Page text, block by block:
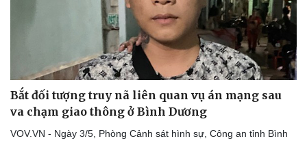
Bắt đối tượng truy nã liên quan vụ án mạng sau
va chạm giao thông ở Bình Dương
VOV.VN - Ngày 3/5, Phòng Cảnh sát hình sự, Công an tỉnh Bình